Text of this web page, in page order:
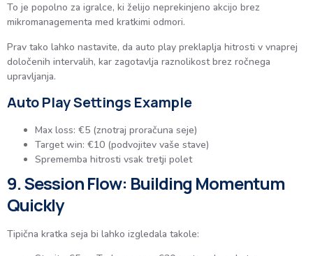
To je popolno za igralce, ki želijo neprekinjeno akcijo brez
mikromanagementa med kratkimi odmori.
Prav tako lahko nastavite, da auto play preklaplja hitrosti v vnaprej
določenih intervalih, kar zagotavlja raznolikost brez ročnega
upravljanja.
Auto Play Settings Example
Max loss: €5 (znotraj proračuna seje)
Target win: €10 (podvojitev vaše stave)
Sprememba hitrosti vsak tretji polet
9. Session Flow: Building Momentum
Quickly
Tipična kratka seja bi lahko izgledala takole: